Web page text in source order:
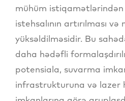
mühüm
istehsalının artırılması və
yüksəldilməsidir. Bu
daha hədəfli
potensiala, suvarma
infrastrukturuna və lazer